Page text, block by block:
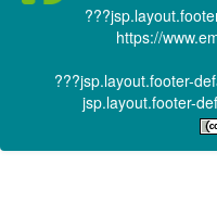
https://
???jsp.layout.footer-
jsp.layout.footer-